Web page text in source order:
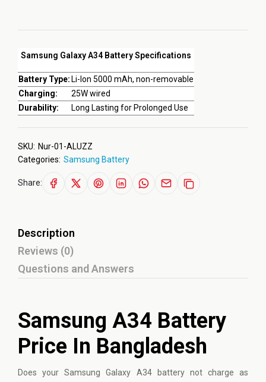
Samsung Galaxy A34 Battery Specifications
Battery Type: Li-Ion 5000 mAh, non-removable
Charging:
25W wired
Durability:
Long Lasting for Prolonged Use
SKU: Nur-01-ALUZZ
Categories: Samsung Battery
Share:
Description
Reviews (0)
Questions and Answers
Samsung A34 Battery
Price In Bangladesh
Does your Samsung Galaxy A34 battery not charge as